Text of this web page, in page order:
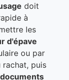
doit
à
les
d'épave
ou par
puis
documents